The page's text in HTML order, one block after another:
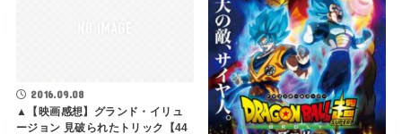
2016.09.08
▲【映画感想】グランド・イリュ
ージョン 見破られたトリック【44